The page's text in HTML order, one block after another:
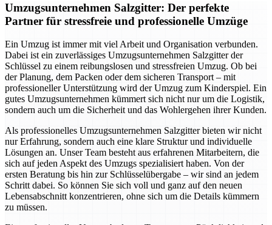
Umzugsunternehmen Salzgitter: Der perfekte
Partner für stressfreie und professionelle Umzüge
Ein Umzug ist immer mit viel Arbeit und Organisation verbunden.
Dabei ist ein zuverlässiges Umzugsunternehmen Salzgitter der
Schlüssel zu einem reibungslosen und stressfreien Umzug. Ob bei
der Planung, dem Packen oder dem sicheren Transport – mit
professioneller Unterstützung wird der Umzug zum Kinderspiel. Ein
gutes Umzugsunternehmen kümmert sich nicht nur um die Logistik,
sondern auch um die Sicherheit und das Wohlergehen ihrer Kunden.
Als professionelles Umzugsunternehmen Salzgitter bieten wir nicht
nur Erfahrung, sondern auch eine klare Struktur und individuelle
Lösungen an. Unser Team besteht aus erfahrenen Mitarbeitern, die
sich auf jeden Aspekt des Umzugs spezialisiert haben. Von der
ersten Beratung bis hin zur Schlüsselübergabe – wir sind an jedem
Schritt dabei. So können Sie sich voll und ganz auf den neuen
Lebensabschnitt konzentrieren, ohne sich um die Details kümmern
zu müssen.